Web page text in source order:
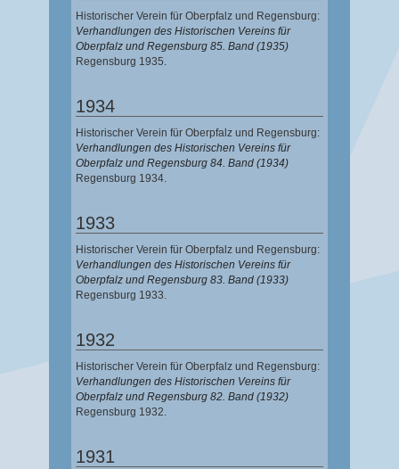
Historischer Verein für Oberpfalz und Regensburg:
Verhandlungen des Historischen Vereins für
Oberpfalz und Regensburg 85. Band (1935)
Regensburg 1935.
1934
Historischer Verein für Oberpfalz und Regensburg:
Verhandlungen des Historischen Vereins für
Oberpfalz und Regensburg 84. Band (1934)
Regensburg 1934.
1933
Historischer Verein für Oberpfalz und Regensburg:
Verhandlungen des Historischen Vereins für
Oberpfalz und Regensburg 83. Band (1933)
Regensburg 1933.
1932
Historischer Verein für Oberpfalz und Regensburg:
Verhandlungen des Historischen Vereins für
Oberpfalz und Regensburg 82. Band (1932)
Regensburg 1932.
1931